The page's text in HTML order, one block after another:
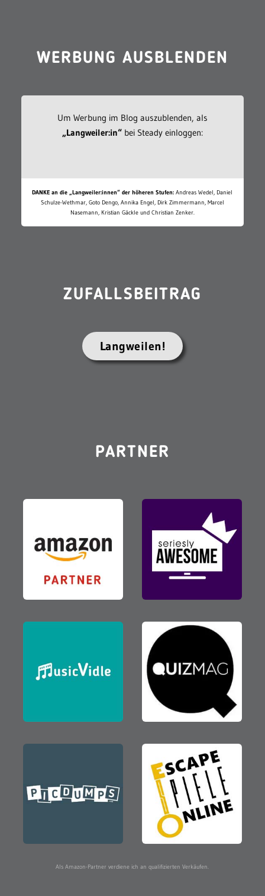
WERBUNG AUSBLENDEN
Um Werbung im Blog auszublenden, als
„Langweiler:in“bei Steady einloggen:
DANKE an die „Langweiler:innen“ der höheren Stufen: Andreas Wedel, Daniel
Schulze-Wethmar, Goto Dengo, Annika Engel, Dirk Zimmermann, Marcel
Nasemann, Kristian Gäckle und Christian Zenker.
ZUFALLSBEITRAG
Langweilen!
PARTNER
Als Amazon-Partner verdiene ich an qualifizierten Verkäufen.